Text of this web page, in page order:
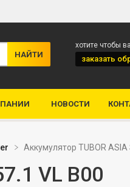
хотите чтобы
заказать
НОВОСТИ
Аккумулятор TUBOR ASIA
VL B00